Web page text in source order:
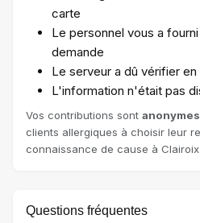
carte
Le personnel vous a
demande
Le serveur a dû vérifier en
L'information n'était pas
Vos contributions sont anonymes
clients allergiques à choisir leur
connaissance de cause à Clairoix.
Questions fréquentes